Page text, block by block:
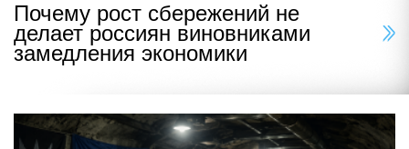
Почему рост сбережений не
делает россиян виновниками
замедления экономики